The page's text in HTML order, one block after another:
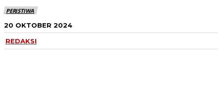
PERISTIWA
20 OKTOBER 2024
REDAKSI